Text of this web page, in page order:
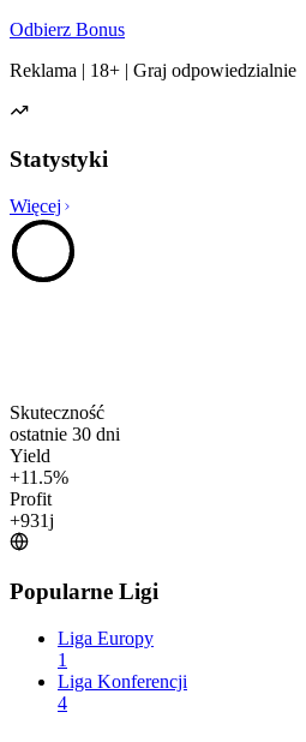
Odbierz Bonus
Reklama | 18+ | Graj odpowiedzialnie
Statystyki
Więcej
Skuteczność
ostatnie 30 dni
Yield
+11.5%
Profit
+931j
Popularne Ligi
Liga Europy
1
Liga Konferencji
4